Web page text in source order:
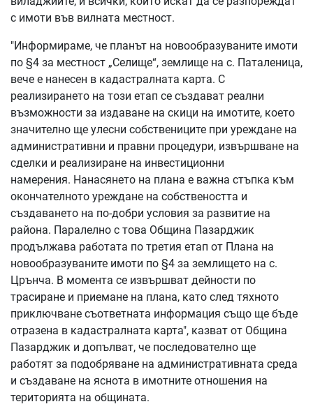
с имоти във вилната местност.
"Информираме, че планът на новообразуваните имоти
по §4 за местност „Селище“, землище на с. Паталеница,
вече е нанесен в кадастралната карта. С
реализирането на този етап се създават реални
възможности за издаване на скици на имотите, което
значително ще улесни собствениците при уреждане на
административни и правни процедури, извършване на
сделки и реализиране на инвестиционни
намерения. Нанасянето на плана е важна стъпка към
окончателното уреждане на собствеността и
създаването на по-добри условия за развитие на
района. Паралелно с това Община Пазарджик
продължава работата по третия етап от Плана на
новообразуваните имоти по §4 за землището на с.
Црънча. В момента се извършват дейности по
трасиране и приемане на плана, като след тяхното
приключване съответната информация също ще бъде
отразена в кадастралната карта", казват от Община
Пазарджик и допълват, че последователно ще
работят за подобряване на административната среда
и създаване на яснота в имотните отношения на
територията на общината.